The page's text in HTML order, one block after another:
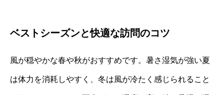
ベストシーズンと快適な訪問のコツ
風が穏やかな春や秋がおすすめです。暑さ湿気が強い夏
は体力を消耗しやすく、冬は風が冷たく感じられること